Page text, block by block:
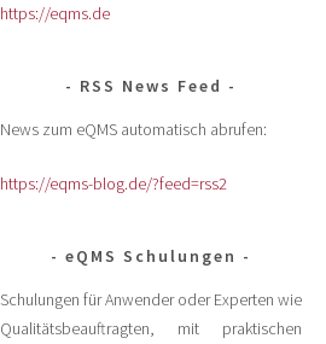
https://eqms.de
RSS News Feed
News zum eQMS automatisch abrufen:
https://eqms-blog.de/?feed=rss2
eQMS Schulungen
Schulungen für Anwender oder Experten wie
Qualitätsbeauftragten, mit praktischen